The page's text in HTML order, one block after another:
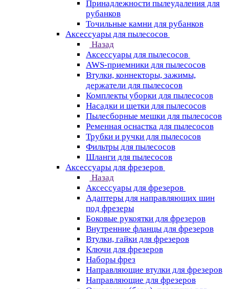
Принадлежности пылеудаления для
рубанков
Точильные камни для рубанков
Аксессуары для пылесосов
Назад
Аксессуары для пылесосов
AWS-приемники для пылесосов
Втулки, коннекторы, зажимы,
держатели для пылесосов
Комплекты уборки для пылесосов
Насадки и щетки для пылесосов
Пылесборные мешки для пылесосов
Ременная оснастка для пылесосов
Трубки и ручки для пылесосов
Фильтры для пылесосов
Шланги для пылесосов
Аксессуары для фрезеров
Назад
Аксессуары для фрезеров
Адаптеры для направляющих шин
под фрезеры
Боковые рукоятки для фрезеров
Внутренние фланцы для фрезеров
Втулки, гайки для фрезеров
Ключи для фрезеров
Наборы фрез
Направляющие втулки для фрезеров
Направляющие для фрезеров